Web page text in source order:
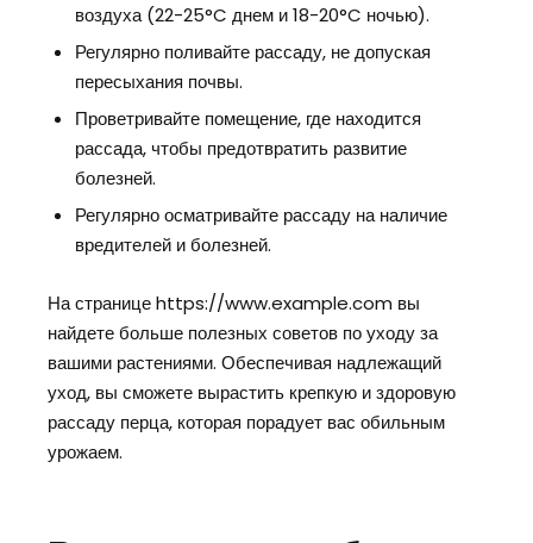
воздуха (22-25°C днем и 18-20°C ночью).
Регулярно поливайте рассаду, не допуская
пересыхания почвы.
Проветривайте помещение, где находится
рассада, чтобы предотвратить развитие
болезней.
Регулярно осматривайте рассаду на наличие
вредителей и болезней.
На странице https://www.example.com вы
найдете больше полезных советов по уходу за
вашими растениями. Обеспечивая надлежащий
уход, вы сможете вырастить крепкую и здоровую
рассаду перца, которая порадует вас обильным
урожаем.